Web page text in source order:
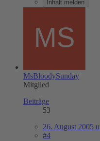
Inhalt melden
MsBloodySunday
Mitglied
Beiträge
53
26. August 2005
#4